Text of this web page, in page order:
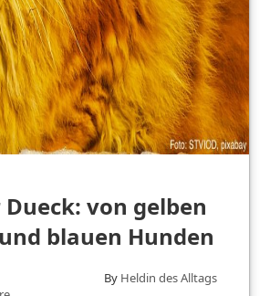
von gelben
blauen Hunden
By Heldin des Alltags